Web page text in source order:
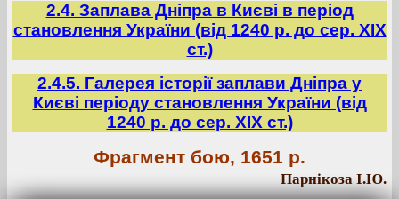
2.4. Заплава Дніпра в Києві в період
становлення України (від 1240 р. до сер. ХІХ
ст.)
2.4.5. Галерея історії заплави Дніпра у
Києві періоду становлення України (від
1240 р. до сер. ХІХ ст.)
Фрагмент бою, 1651 р.
Парнікоза І.Ю.